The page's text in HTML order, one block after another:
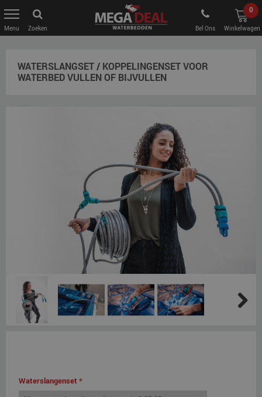
Zoeken Bel Ons
0
Winkelwagen
WATERSLANGSET / KOPPELINGENSET VOOR
WATERBED VULLEN OF BIJVULLEN
Waterslangenset *